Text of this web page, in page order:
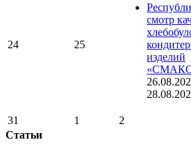
24 25
смотр
изделий
31 1 2
Статьи